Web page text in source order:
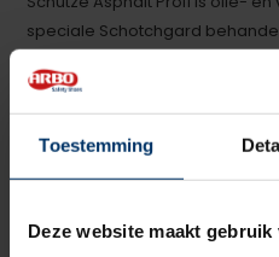
Toestemming
Deze website maakt gebruik
speciale Schotchgard
Schütze Bau Profi
De Bau Profi werkschoenen
ontworpen voor de bouw.
bescherming van de voeten